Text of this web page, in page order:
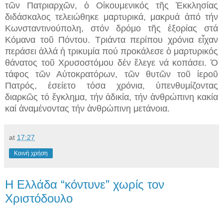
τῶν Πατριαρχῶν, ὁ Οἰκουμενικός τῆς Ἐκκλησίας
διδάσκαλος τελειώθηκε μαρτυρικά, μακρυά ἀπό τήν
Κωνσταντινούπολη, στόν δρόμο τῆς ἐξορίας στά
Κόμανα τοῦ Πόντου. Τριάντα περίπου χρόνια εἶχαν
περάσει ἀλλά ἡ τρικυμία πού προκάλεσε ὁ μαρτυρικός
θάνατος τοῦ Χρυσοστόμου δέν ἔλεγε νά κοπάσει. Ὁ
τάφος τῶν Αὐτοκρατόρων, τῶν θυτῶν τοῦ ἱεροῦ
Πατρός, ἐσείετο τόσα χρόνια, ὑπενθυμίζοντας
διαρκῶς τό ἔγκλημα, τήν ἀδικία, τήν ἀνθρώπινη κακία
καί ἀναμένοντας τήν ἀνθρώπινη μετάνοια.
at 17:27
Κοινή χρήση
Η Ελλάδα “κόντυνε” χωρίς τον
Χριστόδουλο